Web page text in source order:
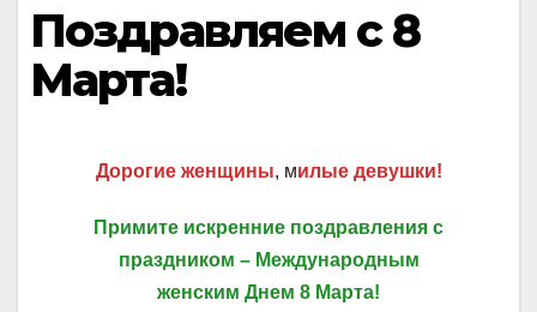
Поздравляем с 8
Марта!
Дорогие женщины, милые девушки!
Примите искренние поздравления с
праздником – Международным
женским Днем 8 Марта!